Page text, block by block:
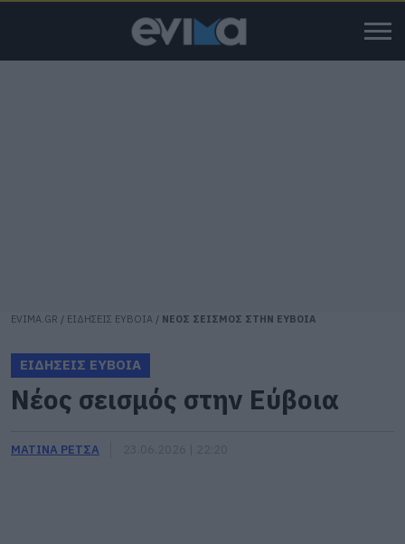
EVIMA.GR / ΕΙΔΗΣΕΙΣ ΕΥΒΟΙΑ / ΝΕΟΣ ΣΕΙΣΜΟΣ ΣΤΗΝ ΕΥΒΟΙΑ
ΕΙΔΗΣΕΙΣ ΕΥΒΟΙΑ
Νέος σεισμός στην Εύβοια
ΜΑΤΙΝΑ ΡΕΤΣΑ